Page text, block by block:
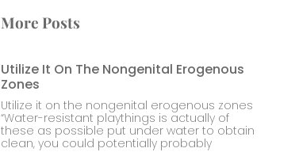
More Posts
Utilize It On The Nongenital Erogenous
Zones
Utilize it on the nongenital erogenous zones
“Water-resistant playthings is actually of
these as possible put under water to obtain
clean, you could potentially probably